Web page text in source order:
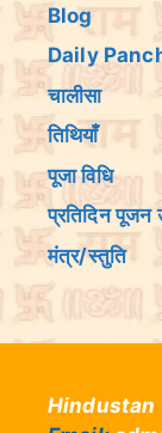
Blog
Daily
चालीसा
तिथियांँ
पूजा विधि
प्रतिदिन पूजन
मंत्र/स्तुति
Hindustan